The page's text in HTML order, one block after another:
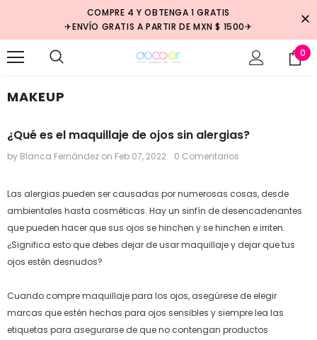
COMPRE 4 Y OBTENGA 1 GRATIS
✈ENVÍO GRATIS A PARTIR DE MXN $ 1500✈
0
MAKEUP
¿Qué es el maquillaje de ojos sin alergias?
by Blanca Fernández on Feb 07, 2022 0 Comentarios
Las alergias pueden ser causadas por numerosas cosas, desde
ambientales hasta cosméticas. Hay un sinfín de desencadenantes
que pueden hacer que sus ojos se hinchen y se hinchen e irriten.
¿Significa esto que debes dejar de usar maquillaje y dejar que tus
ojos estén desnudos?
Cuando compre maquillaje para los ojos, asegúrese de elegir
marcas que estén hechas para ojos sensibles y siempre lea las
etiquetas para asegurarse de que no contengan productos